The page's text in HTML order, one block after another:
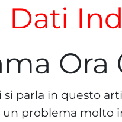
Dati
Ora
si parla in questo
un problema